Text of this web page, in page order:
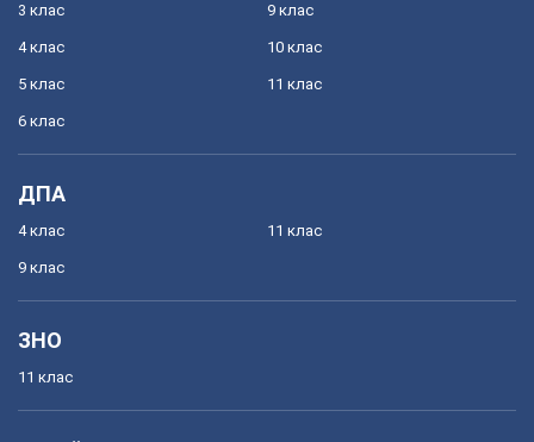
3 клас
4 клас
5 клас
6 клас
9 клас
10 клас
11 клас
ДПА
4 клас
9 клас
11 клас
ЗНО
11 клас